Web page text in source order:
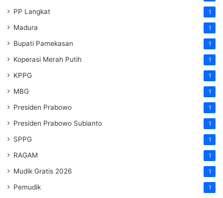
PP Langkat 1
Madura 1
Bupati Pamekasan 1
Koperasi Merah Putih 1
KPPG 1
MBG 1
Presiden Prabowo 1
Presiden Prabowo Subianto 1
SPPG 1
RAGAM 1
Mudik Gratis 2026 1
Pemudik 1